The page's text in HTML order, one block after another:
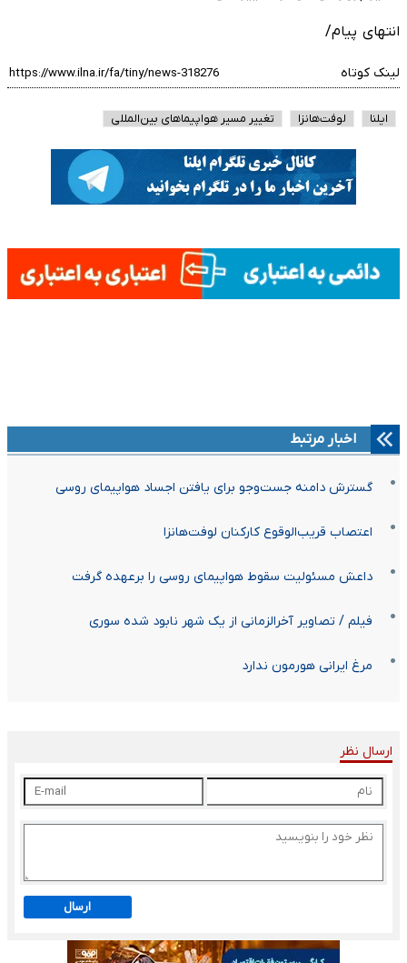
انتهای پیام/
لینک کوتاه
ایلنا لوفت‌هانزا تغییر مسیر هواپیماهای بین‌المللی
اخبار مرتبط
گسترش دامنه جست‌وجو برای یافتن اجساد هواپیمای روسی
اعتصاب قریب‌الوقوع کارکنان لوفت‌هانزا
داعش مسئولیت سقوط هواپیمای روسی را برعهده گرفت
فیلم / تصاویر آخرالزمانی از یک شهر نابود شده سوری
مرغ ایرانی هورمون ندارد
ارسال نظر
ارسال